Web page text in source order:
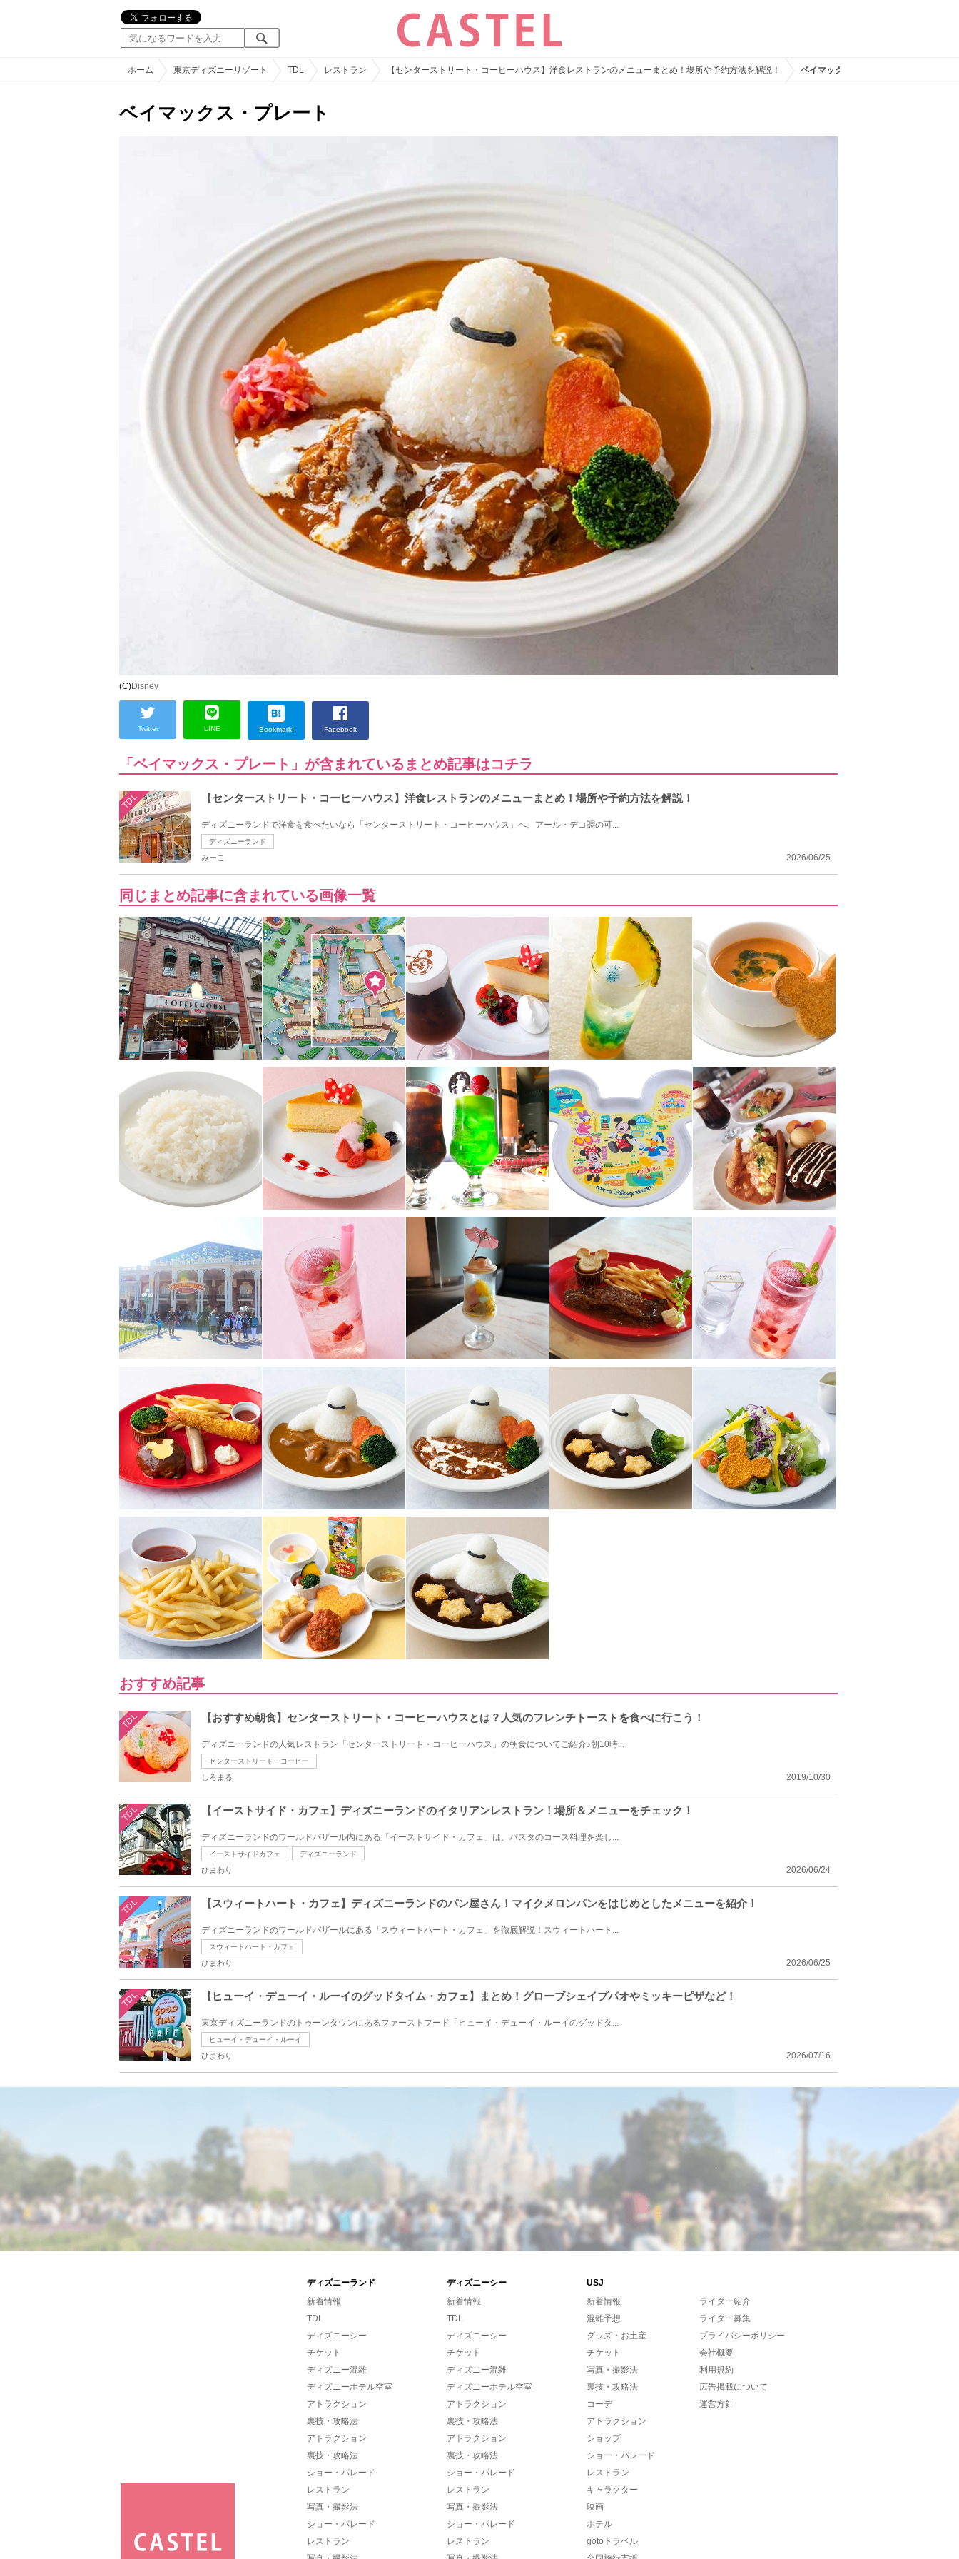
ホーム 東京ディズニーリゾート TDL レストラン 【センターストリート・コーヒーハウス】洋食レストランのメニューまとめ！場所や予約方法を解説！ ベイマックス・プレート
ベイマックス・プレート
(C)Disney
Twitter LINE Bookmark! Facebook
「ベイマックス・プレート」が含まれているまとめ記事はコチラ
TDL 【センターストリート・コーヒーハウス】洋食レストランのメニューまとめ！場所や予約方法を解説！
ディズニーランドで洋食を食べたいなら「センターストリート・コーヒーハウス」へ。アール・デコ調の可...
ディズニーランド
2026/06/25
みーこ
同じまとめ記事に含まれている画像一覧
おすすめ記事
TDL 【おすすめ朝食】センターストリート・コーヒーハウスとは？人気のフレンチトーストを食べに行こう！
ディズニーランドの人気レストラン「センターストリート・コーヒーハウス」の朝食についてご紹介♪朝10時...
センターストリート・コーヒー
2019/10/30
しろまる
TDL 【イーストサイド・カフェ】ディズニーランドのイタリアンレストラン！場所＆メニューをチェック！
ディズニーランドのワールドバザール内にある「イーストサイド・カフェ」は、パスタのコース料理を楽し...
イーストサイドカフェ ディズニーランド
2026/06/24
ひまわり
TDL 【スウィートハート・カフェ】ディズニーランドのパン屋さん！マイクメロンパンをはじめとしたメニューを紹介！
ディズニーランドのワールドバザールにある「スウィートハート・カフェ」を徹底解説！スウィートハート...
スウィートハート・カフェ
2026/06/25
ひまわり
TDL 【ヒューイ・デューイ・ルーイのグッドタイム・カフェ】まとめ！グローブシェイプパオやミッキーピザなど！
東京ディズニーランドのトゥーンタウンにあるファーストフード「ヒューイ・デューイ・ルーイのグッドタ...
ヒューイ・デューイ・ルーイ
2026/07/16
ひまわり
ディズニーランド ディズニーシー
USJ
新着情報
TDL
ディズニーシー
チケット
ディズニー混雑
ディズニーホテル空室
アトラクション
裏技・攻略法
アトラクション
裏技・攻略法
ショー・パレード
レストラン
写真・撮影法
ショー・パレード
レストラン
新着情報
TDL
ディズニーシー
チケット
ディズニー混雑
ディズニーホテル空室
アトラクション
裏技・攻略法
アトラクション
裏技・攻略法
ショー・パレード
レストラン
写真・撮影法
ショー・パレード
レストラン
新着情報
混雑予想
グッズ・お土産
チケット
写真・撮影法
裏技・攻略法
コーデ
アトラクション
ショップ
ショー・パレード
レストラン
キャラクター
映画
ホテル
gotoトラベル
ライター紹介
ライター募集
プライバシーポリシー
会社概要
利用規約
広告掲載について
運営方針